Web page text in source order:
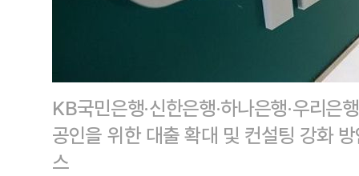
KB국민은행·신한은행·하나은행·우리
공인을 위한 대출 확대 및 컨설팅 강화
스